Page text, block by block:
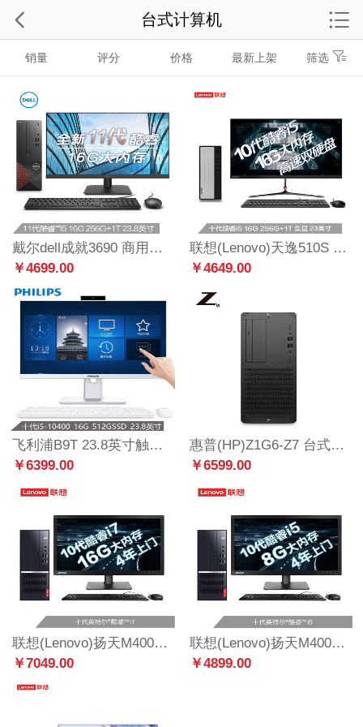
销量 评分 价格 最新上架 筛选
戴尔dell成就3690 商用办公台式机电脑主机(11代i5-11400 16G 256G+1T 三年服务)+23.8英寸电脑显示器
￥4699.00
联想(Lenovo)天逸510S 酷睿版英特尔酷睿i5 台式机电脑整机(i5-10400 16G 1T+256G SSD wifi win10 )23英寸
￥4649.00
飞利浦B9T 23.8英寸触控一体机电脑（十代i5-10400 16G 512GSSD 旋转升降 摄像头）办公商用台式主机 白色
￥6399.00
惠普(HP)Z1G6-Z7 台式工作站 电脑主机 设计电脑(i7-10700 16G 512G SSD P400 USB键鼠 Win10H WIFI6 333)
￥6599.00
联想(Lenovo)扬天M4000q英特尔酷睿i7 商用台式机电脑整机(i7-10700 16G 2T+256G 2G独显 四年上门)21.5英寸
￥7049.00
联想(Lenovo)扬天M4000q英特尔酷睿i5 商用台式机电脑整机(i5-10400 8G 1T+256G 2G独显 四年上门)21.5英寸
￥4899.00
台式计算机